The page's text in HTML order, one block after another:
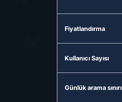
Fiyatlandırma
Kullanıcı Sayısı
Günlük arama sınırı